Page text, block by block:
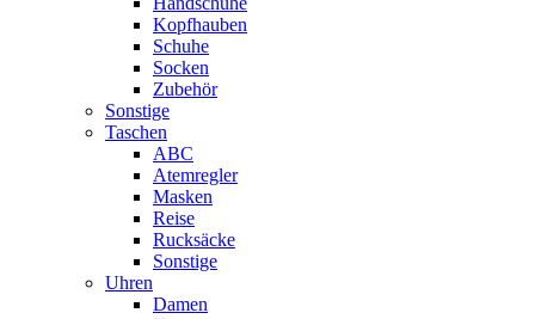
Kopfhauben
Schuhe
Socken
Zubehör
Sonstige
Taschen
ABC
Atemregler
Masken
Reise
Rucksäcke
Sonstige
Uhren
Damen